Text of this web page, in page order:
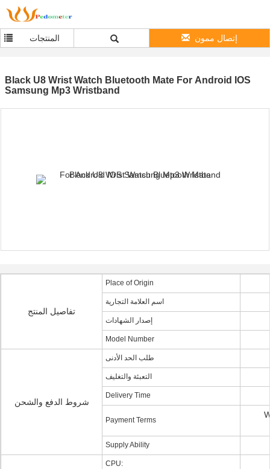
المنتجات إتصال ممون
Black U8 Wrist Watch Bluetooth Mate For Android IOS
Samsung Mp3 Wristband
تفاصيل المنتج
Place of Origin
اسم العلامة التجارية
إصدار الشهادات
Model Number
شروط الدفع والشحن
طلب الحد الأدنى
التعبئة والتغليف
Delivery Time
Payment Terms
Supply Ability
CPU: